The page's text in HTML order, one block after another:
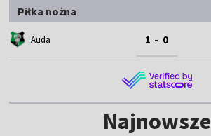
Piłka nożna
Auda 1 - 0
Najnowsze